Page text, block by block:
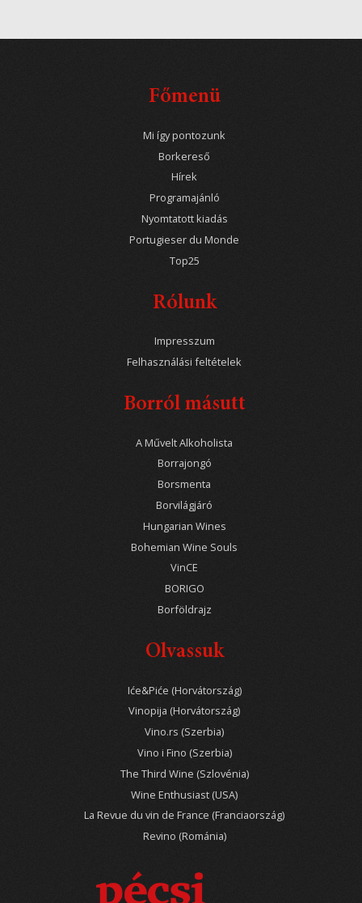
Főmenü
Mi így pontozunk
Borkereső
Hírek
Programajánló
Nyomtatott kiadás
Portugieser du Monde
Top25
Rólunk
Impresszum
Felhasználási feltételek
Borról másutt
A Művelt Alkoholista
Borrajongó
Borsmenta
Borvilágjáró
Hungarian Wines
Bohemian Wine Souls
VinCE
BORIGO
Borföldrajz
Olvassuk
Iće&Piće (Horvátország)
Vinopija (Horvátország)
Vino.rs (Szerbia)
Vino i Fino (Szerbia)
The Third Wine (Szlovénia)
Wine Enthusiast (USA)
La Revue du vin de France (Franciaország)
Revino (Románia)